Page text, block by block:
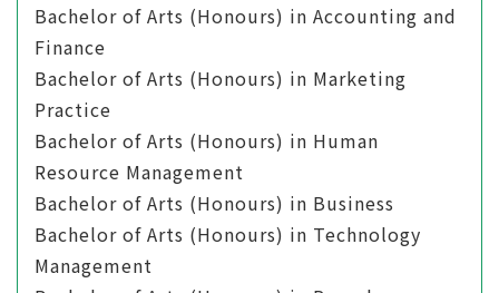
Bachelor of Arts (Honours) in Accounting and
Finance
Bachelor of Arts (Honours) in Marketing
Practice
Bachelor of Arts (Honours) in Human
Resource Management
Bachelor of Arts (Honours) in Business
Bachelor of Arts (Honours) in Technology
Management